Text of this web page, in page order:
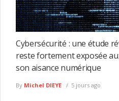
Cybersécurité : une étude
reste fortement exposée
son aisance numérique
By Michel DIEYE 5 jours ago